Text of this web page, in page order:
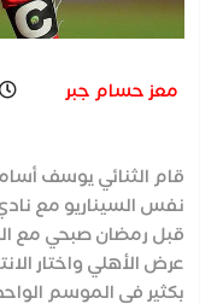
معز حسام جبر
قام الثنائي يوسف
نفس السيناريو مع
قبل رمضان صبحي مع
عرض الأهلي واختار
بكثير في الموسم